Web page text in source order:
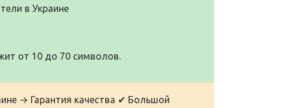
в Украине
от 10 до 70 символов.
→ Гарантия качества ✔ Большой